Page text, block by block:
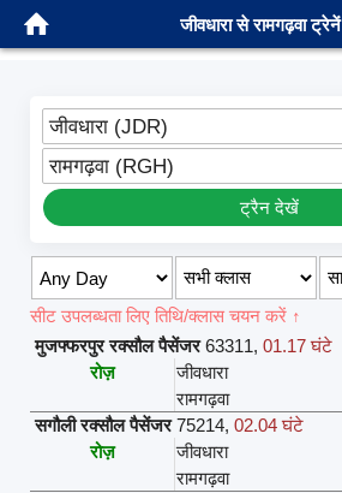
जीवधारा से रामगढ़वा ट्रेनें
जीवधारा (JDR)
रामगढ़वा (RGH)
ट्रैन देखें
सीट उपलब्धता लिए तिथि/क्लास चयन करें ↑
मुजफ्फरपुर रक्सौल पैसेंजर 63311,01.17 घंटे
रोज़
जीवधारा
रामगढ़वा
सगौली रक्सौल पैसेंजर 75214,02.04 घंटे
रोज़
जीवधारा
रामगढ़वा